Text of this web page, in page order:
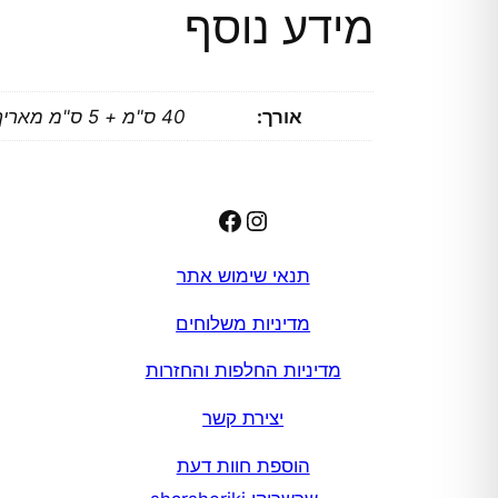
מידע נוסף
אורך: 40 ס"מ + 5 ס"מ מאריך
Instagram
Facebook
תנאי שימוש אתר
מדיניות משלוחים
מדיניות החלפות והחזרות
יצירת קשר
הוספת חוות דעת